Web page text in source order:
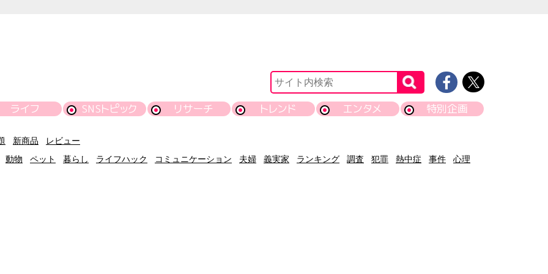
ライフ SNSトピック リサーチ トレンド エンタメ 特別企画
新商品
レビュー
動物
ペット 暮らし ライフハック コミュニケーション 夫婦 義実家 ランキング 調査 犯罪 熱中症 事件 心理